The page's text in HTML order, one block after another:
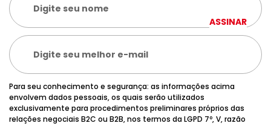
Para seu conhecimento e segurança: as informações acima
envolvem dados pessoais, os quais serão utilizados
exclusivamente para procedimentos preliminares próprios das
relações negociais B2C ou B2B, nos termos da LGPD 7º, V, razão
ASSINAR